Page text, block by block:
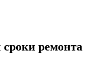
сроки ремонта